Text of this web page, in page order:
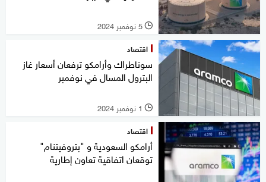
l 5 نوفمبر 2024
اقتصاد
سوناطراك وأرامكو ترفعان أسعار غاز
البترول المسال في نوفمبر
l 1 نوفمبر 2024
اقتصاد
أرامكو السعودية و "بتروفيتنام"
توقعان اتفاقية تعاون إطارية